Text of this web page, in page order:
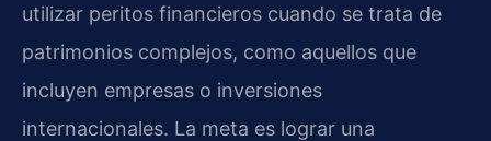
utilizar peritos financieros cuando se trata de
patrimonios complejos, como aquellos que
incluyen empresas o inversiones
internacionales. La meta es lograr una